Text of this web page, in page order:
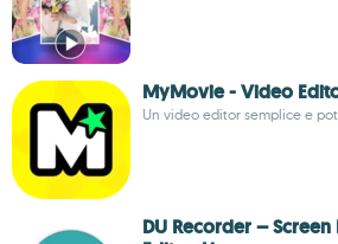
MyMovie - Video
Un video editor semplice e
DU Recorder –